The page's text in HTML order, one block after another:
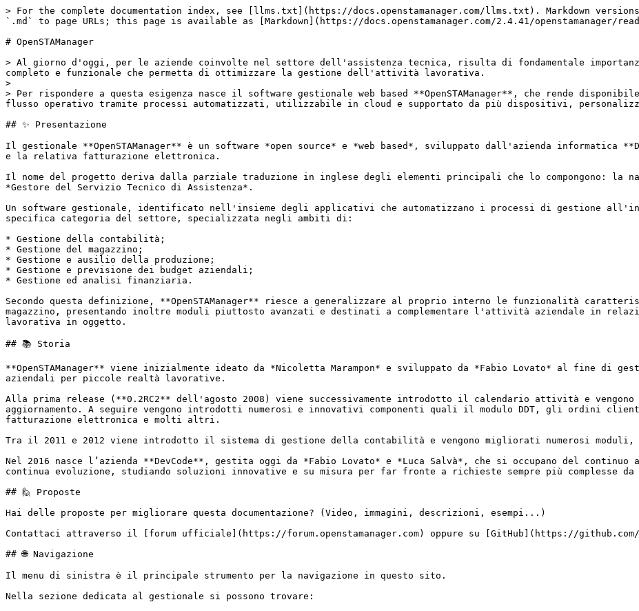
> For the complete documentation index, see [llms.txt](https://docs.openstamanager.com/llms.txt). Markdown
`.md` to page URLs; this page is available as [Markdown](https://docs.openstamanager.com/2.4.41/openstamanager/
# OpenSTAManager
> Al giorno d'oggi, per le aziende coinvolte nel settore dell'assistenza tecnica, risulta di fondamentale
completo e funzionale che permetta di ottimizzare la gestione dell'attività lavorativa.
>
> Per rispondere a questa esigenza nasce il software gestionale web based **OpenSTAManager**, che rende
flusso operativo tramite processi automatizzati, utilizzabile in cloud e supportato da più dispositivi,
## ✨ Presentazione
Il gestionale **OpenSTAManager** è un software *open source* e *web based*, sviluppato dall'azienda informatica
e la relativa fatturazione elettronica.
Il nome del progetto deriva dalla parziale traduzione in inglese degli elementi principali che lo compongono: la
*Gestore del Servizio Tecnico di Assistenza*.
Un software gestionale, identificato nell'insieme degli applicativi che automatizzano i processi di gestione
specifica categoria del settore, specializzata negli ambiti di:
* Gestione della contabilità;
* Gestione del magazzino;
* Gestione e ausilio della produzione;
* Gestione e previsione dei budget aziendali;
* Gestione ed analisi finanziaria.
Secondo questa definizione, **OpenSTAManager** riesce a generalizzare al proprio interno le funzionalità
magazzino, presentando inoltre moduli piuttosto avanzati e destinati a complementare l'attività aziendale in
lavorativa in oggetto.
## 📚 Storia
**OpenSTAManager** viene inizialmente ideato da *Nicoletta Marampon* e sviluppato da *Fabio Lovato* al fine di
aziendali per piccole realtà lavorative.
Alla prima release (**0.2RC2** dell'agosto 2008) viene successivamente introdotto il calendario attività e
aggiornamento. A seguire vengono introdotti numerosi e innovativi componenti quali il modulo DDT, gli ordini
fatturazione elettronica e molti altri.
Tra il 2011 e 2012 viene introdotto il sistema di gestione della contabilità e vengono migliorati numerosi
Nel 2016 nasce l’azienda **DevCode**, gestita oggi da *Fabio Lovato* e *Luca Salvà*, che si occupano del continuo
continua evoluzione, studiando soluzioni innovative e su misura per far fronte a richieste sempre più complesse
## 🙋 Proposte
Hai delle proposte per migliorare questa documentazione? (Video, immagini, descrizioni, esempi...)
Contattaci attraverso il [forum ufficiale](https://forum.openstamanager.com) oppure su [GitHub](https://
## 🌐 Navigazione
Il menu di sinistra è il principale strumento per la navigazione in questo sito.
Nella sezione dedicata al gestionale si possono trovare: